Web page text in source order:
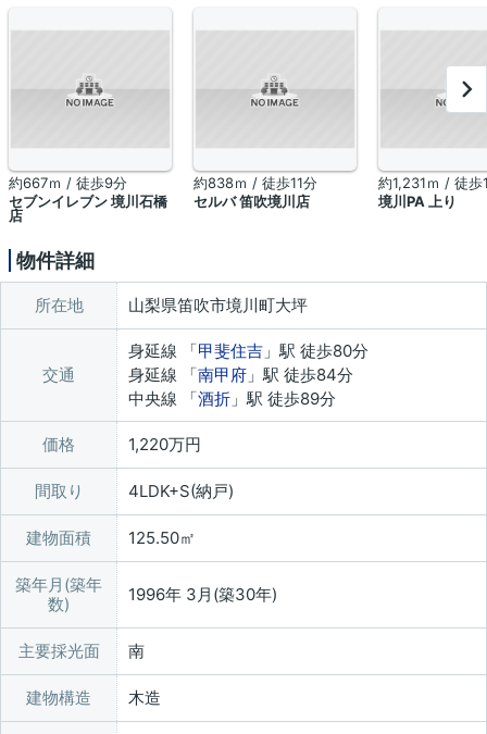
約667ｍ / 徒歩9分
セブンイレブン 境川石橋
店
約838ｍ / 徒歩11分
セルバ 笛吹境川店
約1,231ｍ / 徒歩
境川PA 上り
物件詳細
所在地 山梨県笛吹市境川町大坪
交通
身延線 「甲斐住吉 」駅 徒歩80分
身延線 「南甲府 」駅 徒歩84分
中央線 「酒折 」駅 徒歩89分
価格 1,220万円
間取り 4LDK+S(納戸)
建物面積 125.50㎡
築年月(築年
数)
1996年 3月(築30年)
主要採光面 南
建物構造 木造